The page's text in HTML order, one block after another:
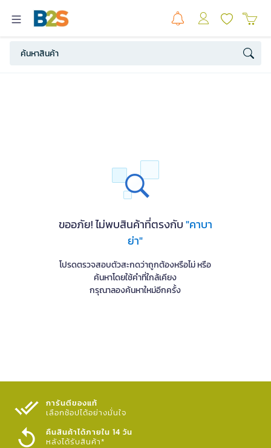
ขออภัย! ไม่พบสินค้าที่ตรงกับ"คาบา
ย่า"
โปรดตรวจสอบตัวสะกดว่าถูกต้องหรือไม่ หรือ
ค้นหาโดยใช้คำที่ใกล้เคียง
กรุณาลองค้นหาใหม่อีกครั้ง
การันตีของแท้
เลือกช้อปได้อย่างมั่นใจ​
คืนสินค้าได้ภายใน 14 วัน
หลังได้รับสินค้า*